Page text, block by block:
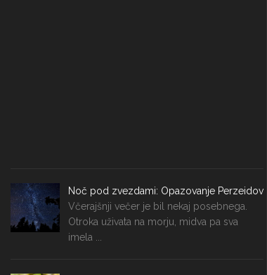
Noč pod zvezdami: Opazovanje Perzeidov
Včerajšnji večer je bil nekaj posebnega.
Otroka uživata na morju, midva pa sva
imela ...